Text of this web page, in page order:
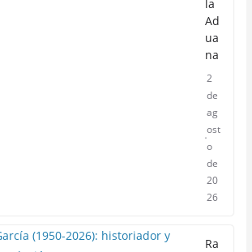
la
Ad
ua
na
2
de
ag
ost
o
de
20
26
Ra